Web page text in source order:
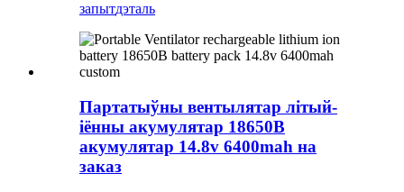
запытдэталь
Партатыўны вентылятар літый-
іённы акумулятар 18650B
акумулятар 14.8v 6400mah на
заказ